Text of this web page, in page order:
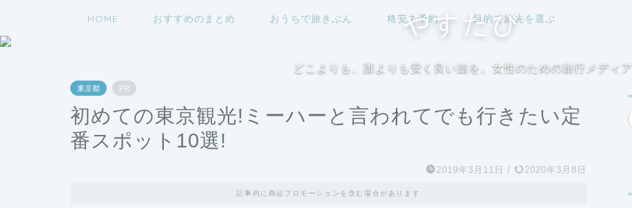
HOME おすすめのまとめ おうちで旅きぶん 格安で予約 目的で旅先を選ぶ
やすたび
どこよりも、誰よりも安く良い旅を。女性のための旅行メディア
東京都 PR
初めての東京観光!ミーハーと言われてでも行きたい定
番スポット10選!
2019年3月11日 / 2020年3月8日
記事内に商品プロモーションを含む場合があります